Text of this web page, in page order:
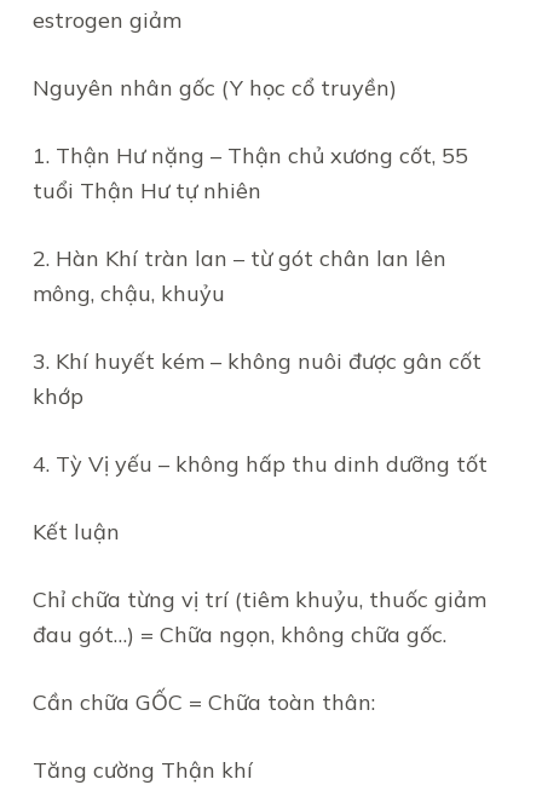
estrogen giảm
Nguyên nhân gốc (Y học cổ truyền)
1. Thận Hư nặng – Thận chủ xương cốt, 55
tuổi Thận Hư tự nhiên
2. Hàn Khí tràn lan – từ gót chân lan lên
mông, chậu, khuỷu
3. Khí huyết kém – không nuôi được gân cốt
khớp
4. Tỳ Vị yếu – không hấp thu dinh dưỡng tốt
Kết luận
Chỉ chữa từng vị trí (tiêm khuỷu, thuốc giảm
đau gót…) = Chữa ngọn, không chữa gốc.
Cần chữa GỐC = Chữa toàn thân:
Tăng cường Thận khí